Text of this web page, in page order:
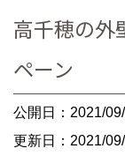
高千穂の外
ペーン
公開日：2021/
更新日：2021/